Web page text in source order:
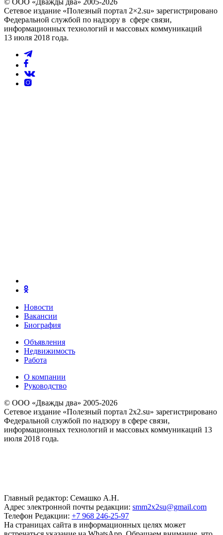
© ООО «Дважды два» 2005-2026
Сетевое издание «Полезный портал 2×2.su» зарегистрировано
Федеральной службой по надзору в сфере связи,
информационных технологий и массовых коммуникаций
13 июля 2018 года.
Новости
Вакансии
Биография
Объявления
Недвижимость
Работа
О компании
Руководство
© ООО «Дважды два» 2005-2026
Сетевое издание «Полезный портал 2x2.su» зарегистрировано
Федеральной службой по надзору в сфере связи,
информационных технологий и массовых коммуникаций 13
июля 2018 года.
Главный редактор: Семашко А.Н.
Адрес электронной почты редакции: smm2x2su@gmail.com
Телефон Редакции: +7 968 246-25-97
На страницах сайта в информационных целях может